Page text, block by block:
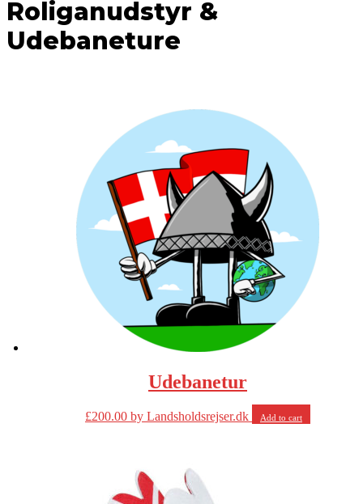
Roliganudstyr &
Udebaneture
Udebanetur
£200.00 by Landsholdsrejser.dk Add to cart